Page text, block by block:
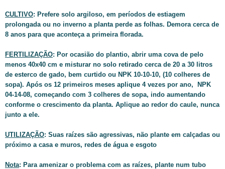
CULTIVO: Prefere solo argiloso, em períodos de estiagem
prolongada ou no inverno a planta perde as folhas. Demora cerca de
8 anos para que aconteça a primeira florada.
FERTILIZAÇÃO: Por ocasião do plantio, abrir uma cova de pelo
menos 40x40 cm e misturar no solo retirado cerca de 20 a 30 litros
de esterco de gado, bem curtido ou NPK 10-10-10, (10 colheres de
sopa). Após os 12 primeiros meses aplique 4 vezes por ano, NPK
04-14-08, começando com 3 colheres de sopa, indo aumentando
conforme o crescimento da planta. Aplique ao redor do caule, nunca
junto a ele.
UTILIZAÇÃO: Suas raízes são agressivas, não plante em calçadas ou
próximo a casa e muros, redes de água e esgoto
Nota: Para amenizar o problema com as raízes, plante num tubo